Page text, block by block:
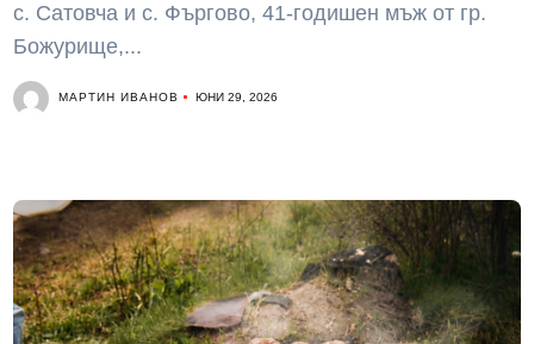
с. Сатовча и с. Фъргово, 41-годишен мъж от гр.
Божурище,...
МАРТИН ИВАНОВ ЮНИ 29, 2026